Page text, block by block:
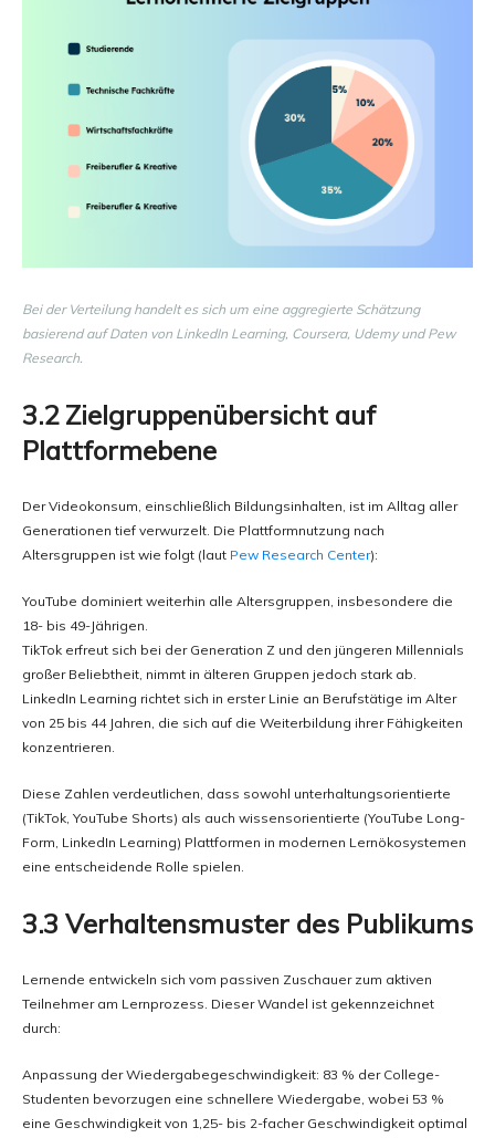
Bei der Verteilung handelt es sich um eine aggregierte Schätzung
basierend auf Daten von LinkedIn Learning, Coursera, Udemy und Pew
Research.
3.2 Zielgruppenübersicht auf
Plattformebene
Der Videokonsum, einschließlich Bildungsinhalten, ist im Alltag aller
Generationen tief verwurzelt. Die Plattformnutzung nach
Altersgruppen ist wie folgt (laut Pew Research Center):
YouTube dominiert weiterhin alle Altersgruppen, insbesondere die
18- bis 49-Jährigen.
TikTok erfreut sich bei der Generation Z und den jüngeren Millennials
großer Beliebtheit, nimmt in älteren Gruppen jedoch stark ab.
LinkedIn Learning richtet sich in erster Linie an Berufstätige im Alter
von 25 bis 44 Jahren, die sich auf die Weiterbildung ihrer Fähigkeiten
konzentrieren.
Diese Zahlen verdeutlichen, dass sowohl unterhaltungsorientierte
(TikTok, YouTube Shorts) als auch wissensorientierte (YouTube Long-
Form, LinkedIn Learning) Plattformen in modernen Lernökosystemen
eine entscheidende Rolle spielen.
3.3 Verhaltensmuster des Publikums
Lernende entwickeln sich vom passiven Zuschauer zum aktiven
Teilnehmer am Lernprozess. Dieser Wandel ist gekennzeichnet
durch:
Anpassung der Wiedergabegeschwindigkeit: 83 % der College-
Studenten bevorzugen eine schnellere Wiedergabe, wobei 53 %
eine Geschwindigkeit von 1,25- bis 2-facher Geschwindigkeit optimal